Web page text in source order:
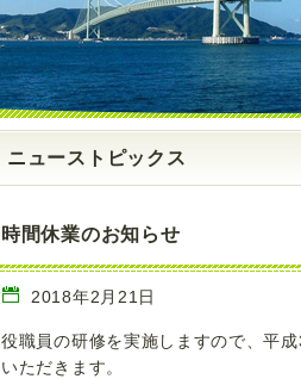
ニューストピックス
時間休業のお知らせ
2018年2月21日
役職員の研修を実施しますので、平
いただきます。